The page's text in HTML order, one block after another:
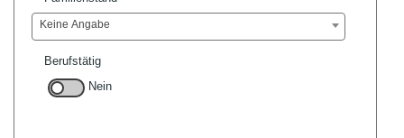
Keine Angabe
Berufstätig
Nein